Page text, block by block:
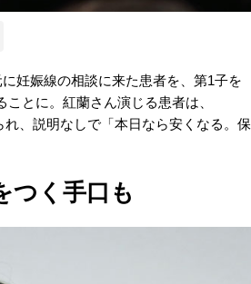
妊娠線の相談に来た患者を、第1子を
とに。紅蘭さん演じる患者は、
、説明なしで「本日なら安くなる。保
つく手口も